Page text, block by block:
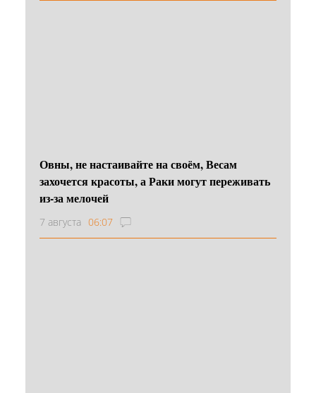
Овны, не настаивайте на своём, Весам
захочется красоты, а Раки могут переживать
из-за мелочей
7 августа 06:07